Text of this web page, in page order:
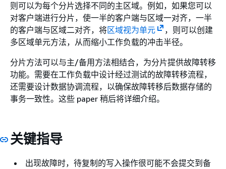
则可以为每个分片选择不同的主区域。例如，如果您可以
对客户端进行分片，使一半的客户端与区域一对齐，一半
的客户端与区域二对齐，将区域视为单元
，则可以创建
多区域单元方法，从而缩小工作负载的冲击半径。
分片方法可以与主/备用方法相结合，为分片提供故障转移
功能。需要在工作负载中设计经过测试的故障转移流程，
还需要设计数据协调流程，以确保故障转移后数据存储的
事务一致性。这些 paper 稍后将详细介绍。
关键指导
出现故障时，待复制的写入操作很可能不会提交到备